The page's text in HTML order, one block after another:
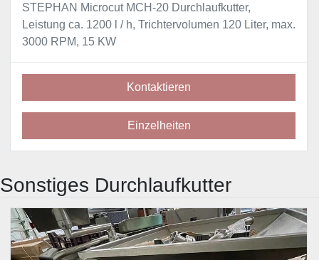
STEPHAN Microcut MCH-20 Durchlaufkutter,
Leistung ca. 1200 l / h, Trichtervolumen 120 Liter, max.
3000 RPM, 15 KW
Kontaktieren
Einzelheiten
Sonstiges Durchlaufkutter